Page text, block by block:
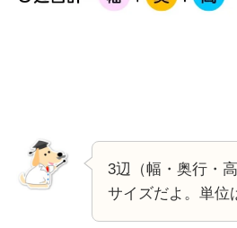
3辺（幅・奥行・
サイズだよ。単位